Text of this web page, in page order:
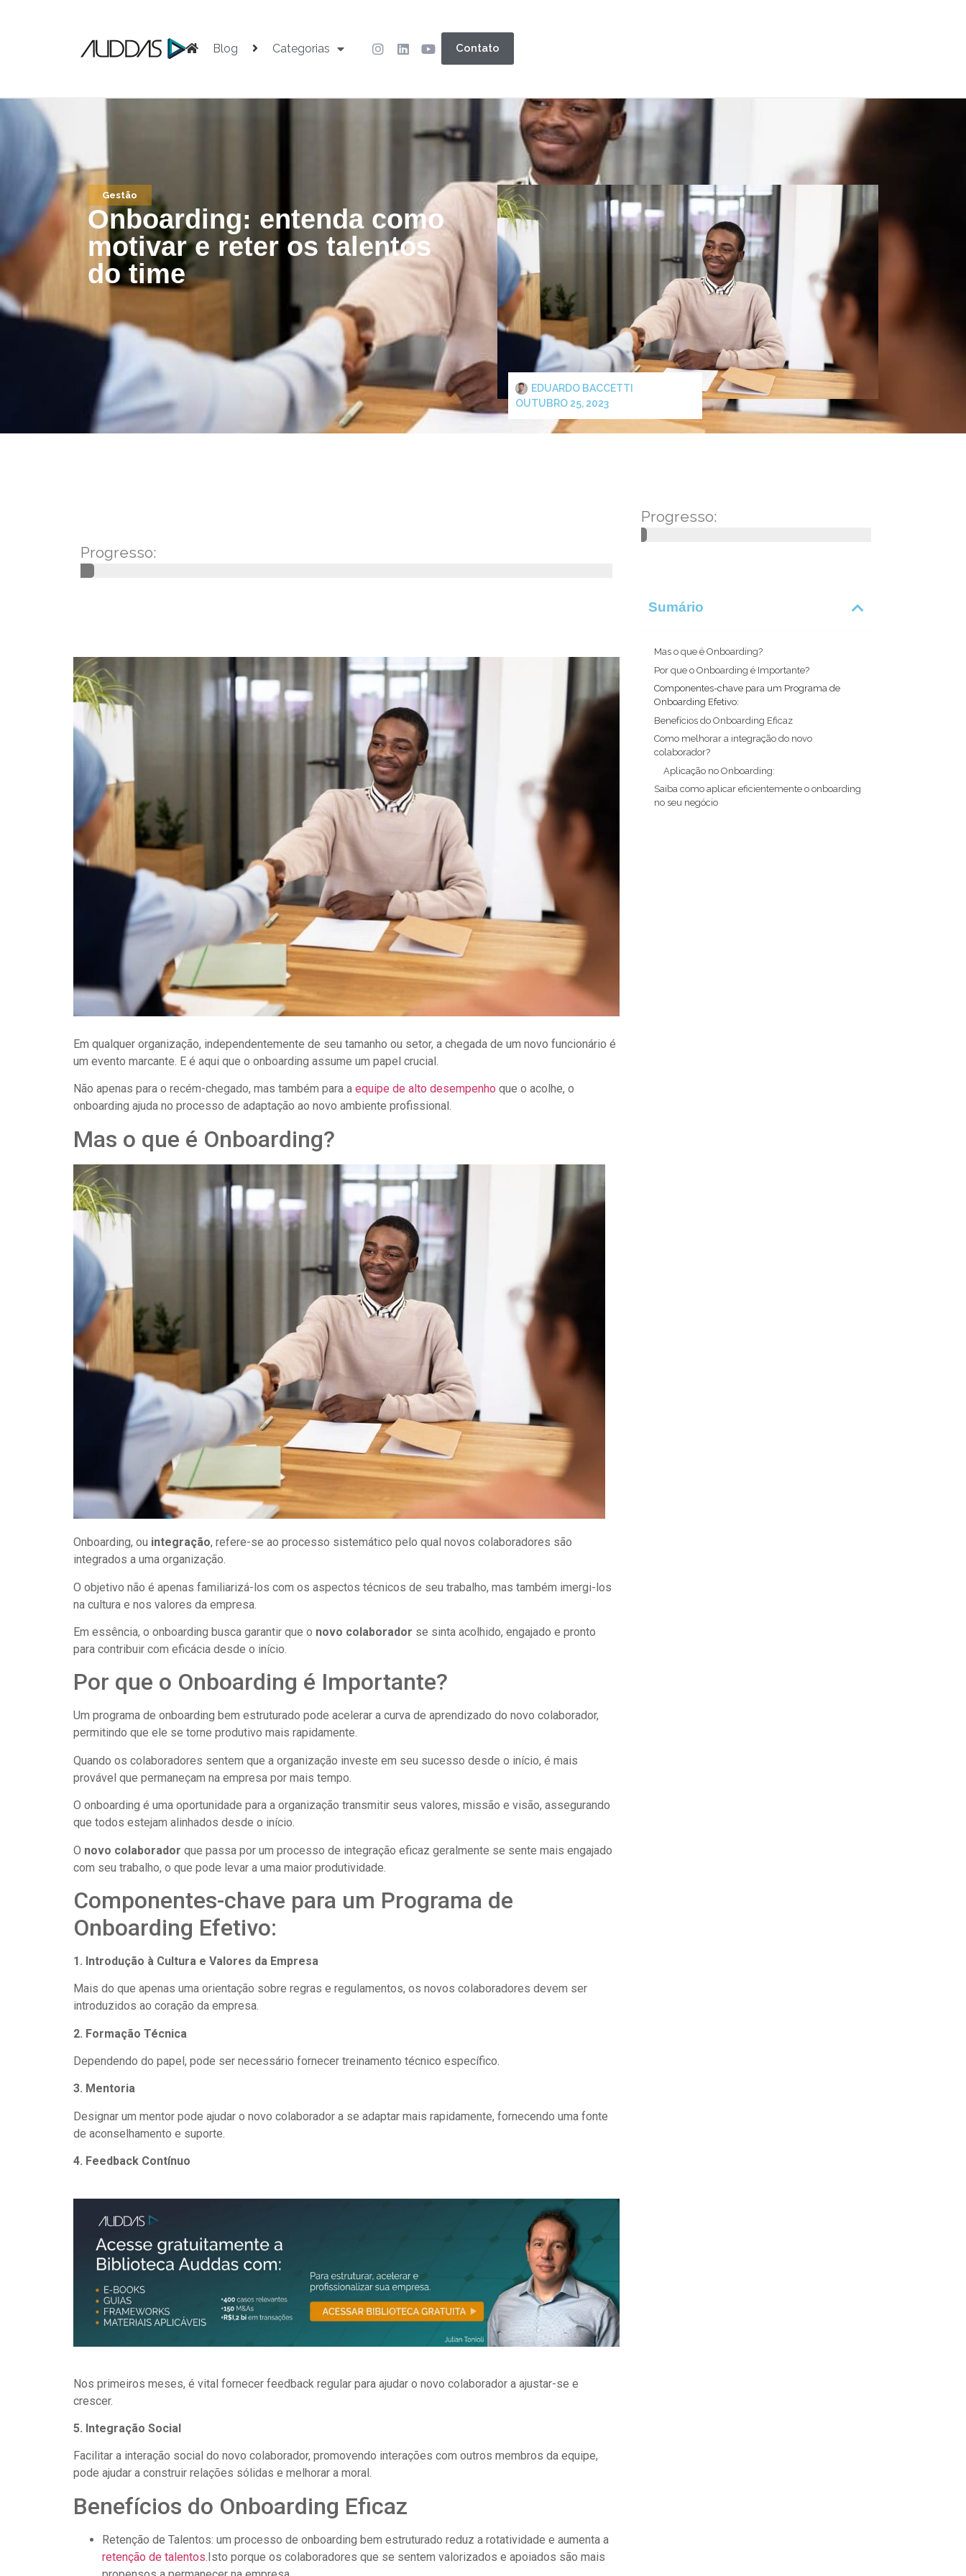
Blog Categorias Contato
Gestão
Onboarding: entenda como
motivar e reter os talentos
do time
EDUARDO BACCETTI
OUTUBRO 25, 2023
Progresso:
Em qualquer organização, independentemente de seu tamanho ou setor, a chegada de um novo funcionário é
um evento marcante. E é aqui que o onboarding assume um papel crucial.
Não apenas para o recém-chegado, mas também para a equipe de alto desempenho que o acolhe, o
onboarding ajuda no processo de adaptação ao novo ambiente profissional.
Mas o que é Onboarding?
Onboarding, ou integração, refere-se ao processo sistemático pelo qual novos colaboradores são
integrados a uma organização.
O objetivo não é apenas familiarizá-los com os aspectos técnicos de seu trabalho, mas também imergi-los
na cultura e nos valores da empresa.
Em essência, o onboarding busca garantir que o novo colaborador se sinta acolhido, engajado e pronto
para contribuir com eficácia desde o início.
Por que o Onboarding é Importante?
Um programa de onboarding bem estruturado pode acelerar a curva de aprendizado do novo colaborador,
permitindo que ele se torne produtivo mais rapidamente.
Quando os colaboradores sentem que a organização investe em seu sucesso desde o início, é mais
provável que permaneçam na empresa por mais tempo.
O onboarding é uma oportunidade para a organização transmitir seus valores, missão e visão, assegurando
que todos estejam alinhados desde o início.
O novo colaborador que passa por um processo de integração eficaz geralmente se sente mais engajado
com seu trabalho, o que pode levar a uma maior produtividade.
Componentes-chave para um Programa de
Onboarding Efetivo:
1. Introdução à Cultura e Valores da Empresa
Mais do que apenas uma orientação sobre regras e regulamentos, os novos colaboradores devem ser
introduzidos ao coração da empresa.
2. Formação Técnica
Dependendo do papel, pode ser necessário fornecer treinamento técnico específico.
3. Mentoria
Designar um mentor pode ajudar o novo colaborador a se adaptar mais rapidamente, fornecendo uma fonte
de aconselhamento e suporte.
4. Feedback Contínuo
Nos primeiros meses, é vital fornecer feedback regular para ajudar o novo colaborador a ajustar-se e
crescer.
5. Integração Social
Facilitar a interação social do novo colaborador, promovendo interações com outros membros da equipe,
pode ajudar a construir relações sólidas e melhorar a moral.
Benefícios do Onboarding Eficaz
Retenção de Talentos: um processo de onboarding bem estruturado reduz a rotatividade e aumenta a
retenção de talentos.Isto porque os colaboradores que se sentem valorizados e apoiados são mais
Progresso:
Sumário
Mas o que é Onboarding?
Por que o Onboarding é Importante?
Componentes-chave para um Programa de
Onboarding Efetivo:
Benefícios do Onboarding Eficaz
Como melhorar a integração do novo
colaborador?
Aplicação no Onboarding:
Saiba como aplicar eficientemente o onboarding
no seu negócio